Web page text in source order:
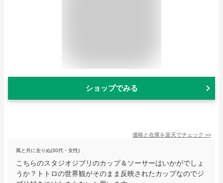
ショップでみる
価格と在庫を楽天でチェック >>
風と共に去りぬ(30代・女性)
こちらのスタジオジブリのカップ＆ソーサーはいかがでしょ
うか？トトロの世界観がそのまま反映されたカップなのでジ